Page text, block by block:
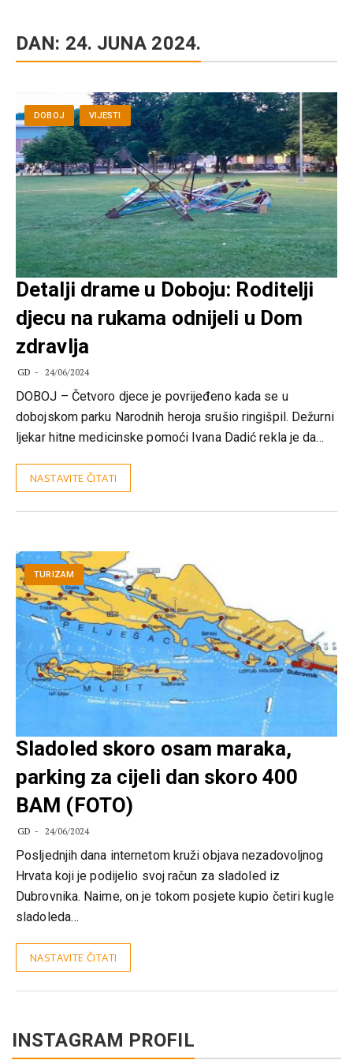
DAN: 24. JUNA 2024.
DOBOJ VIJESTI
Detalji drame u Doboju: Roditelji
djecu na rukama odnijeli u Dom
zdravlja
GD 24/06/2024
DOBOJ – Četvoro djece je povrijeđeno kada se u
dobojskom parku Narodnih heroja srušio ringišpil. Dežurni
ljekar hitne medicinske pomoći Ivana Dadić rekla je da…
NASTAVITE ČITATI
TURIZAM
Sladoled skoro osam maraka,
parking za cijeli dan skoro 400
BAM (FOTO)
GD 24/06/2024
​Posljednjih dana internetom kruži objava nezadovoljnog
Hrvata koji je podijelio svoj račun za sladoled iz
Dubrovnika. Naime, on je tokom posjete kupio četiri kugle
sladoleda…
NASTAVITE ČITATI
INSTAGRAM PROFIL